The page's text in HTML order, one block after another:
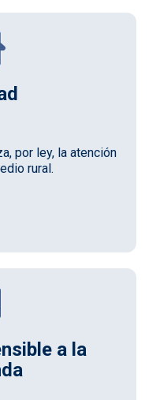
por ley, la atención
rural.
a la